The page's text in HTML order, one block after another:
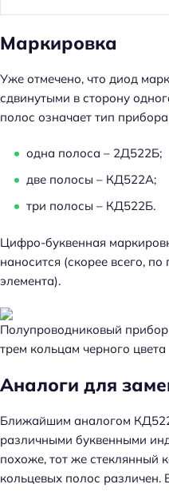
Маркировка
Уже отмечено, что диод
сдвинутыми в сторону
полос означает тип
одна полоса – 2Д522Б;
две полосы – КД522А;
три полосы – КД522Б.
Цифро-буквенная
наносится (скорее всего,
элемента).
Полупроводниковый
трем кольцам черного цвета
Аналоги для
Ближайшим аналогом
различными буквенными
похоже, тот же стеклянный
кольцевых полос различен.
а
й
т
и